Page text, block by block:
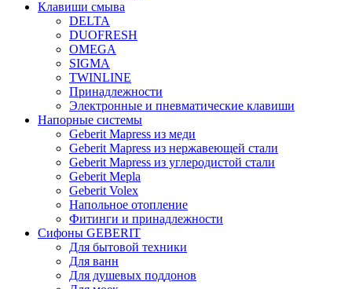
Клавиши смыва
DELTA
DUOFRESH
OMEGA
SIGMA
TWINLINE
Принадлежности
Электронные и пневматические клавиши
Напорные системы
Geberit Mapress из меди
Geberit Mapress из нержавеющей стали
Geberit Mapress из углеродистой стали
Geberit Mepla
Geberit Volex
Напольное отопление
Фитинги и принадлежности
Сифоны GEBERIT
Для бытовой техники
Для ванн
Для душевых поддонов